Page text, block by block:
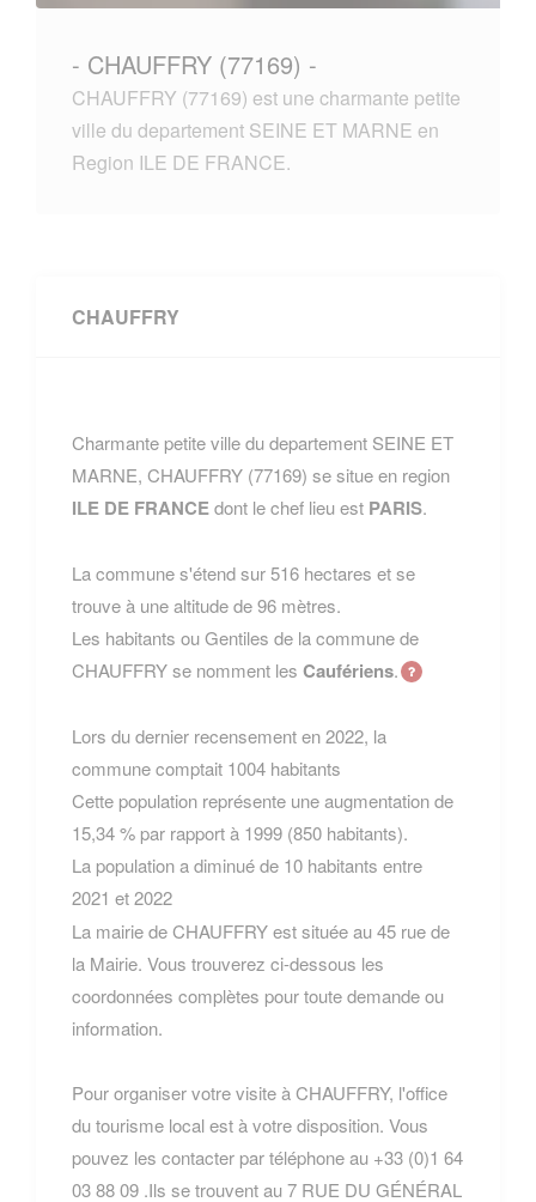
- CHAUFFRY (77169) -
CHAUFFRY (77169) est une charmante petite
ville du departement SEINE ET MARNE en
Region ILE DE FRANCE.
CHAUFFRY
Charmante petite ville du departement SEINE ET
MARNE, CHAUFFRY (77169) se situe en region
ILE DE FRANCEdont le chef lieu est PARIS.
La commune s'étend sur 516 hectares et se
trouve à une altitude de 96 mètres.
Les habitants ou Gentiles de la commune de
CHAUFFRY se nomment les Caufériens.
Lors du dernier recensement en 2022, la
commune comptait 1004 habitants
Cette population représente une augmentation de
15,34 % par rapport à 1999 (850 habitants).
La population a diminué de 10 habitants entre
2021 et 2022
La mairie de CHAUFFRY est située au 45 rue de
la Mairie. Vous trouverez ci-dessous les
coordonnées complètes pour toute demande ou
information.
Pour organiser votre visite à CHAUFFRY, l'office
du tourisme local est à votre disposition. Vous
pouvez les contacter par téléphone au +33 (0)1 64
03 88 09 .Ils se trouvent au 7 RUE DU GÉNÉRAL